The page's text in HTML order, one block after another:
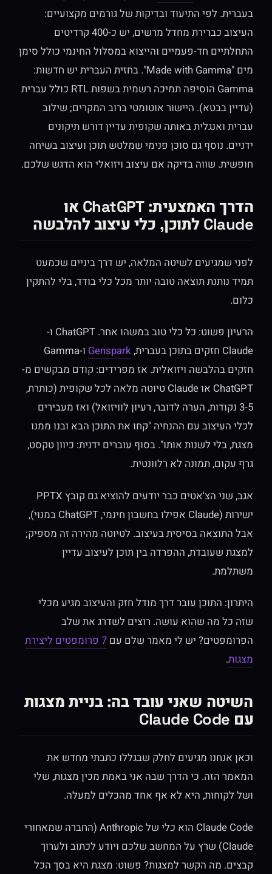
בעברית. לפי התיעוד ובדיקות של גורמים מקצועיים:
העיצוב כברירת מחדל מרשים, יש כ-400 קרדיטים
התחלתיים חד-פעמיים והייצוא במסלול החינמי כולל סימן
מים "Made with Gamma". בחזית העברית יש חדשות:
Gamma הוסיפה תמיכה רשמית בשפות RTL כולל עברית
(עדיין בבטא). היישור אוטומטי ברוב המקרים; שילוב
עברית ואנגלית באותה שקופית עדיין דורש תיקונים
ידניים. נוסף גם סוכן פנימי שמלטש תוכן ועיצוב בשיחה
חופשית. שווה בדיקה אם עיצוב ויזואלי הוא הדגש שלכם.
הדרך האמצעית: ChatGPT או
Claude לתוכן, כלי עיצוב להלבשה
לפני שמגיעים לשיטה המלאה, יש דרך ביניים שכמעט
תמיד נותנת תוצאה טובה יותר מכל כלי בודד, בלי להתקין
כלום.
הרעיון פשוט: כל כלי טוב במשהו אחר. ChatGPT ו-
Claude חזקים בתוכן בעברית,
Genspark ו-Gamma
חזקים בהלבשה ויזואלית. אז מפרידים: קודם מבקשים מ-
ChatGPT או Claude טיוטה מלאה לכל שקופית (כותרת,
3-5 נקודות, הערה לדובר, רעיון לוויזואל) ואז מעבירים
לכלי העיצוב עם ההנחיה "קחו את התוכן הבא ובנו ממנו
מצגת, בלי לשנות אותו". בסוף עוברים ידנית: כיוון טקסט,
גרף עקום, תמונה לא רלוונטית.
אגב, שני הצ'אטים כבר יודעים להוציא גם קובץ PPTX
ישירות (Claude אפילו בחשבון חינמי, ChatGPT במנוי),
אבל התוצאה בסיסית בעיצוב. לטיוטה מהירה זה מספיק;
למצגת שעובדת, ההפרדה בין תוכן לעיצוב עדיין
משתלמת.
היתרון: התוכן עובר דרך מודל חזק והעיצוב מגיע מכלי
שזה כל מה שהוא עושה. רוצים לשדרג את שלב
הפרומפטים? יש לי מאמר שלם עם 7 פרומפטים ליצירת
מצגות.
השיטה שאני עובד בה: בניית מצגות
עם Claude Code
וכאן אנחנו מגיעים לחלק שבגללו כתבתי מחדש את
המאמר הזה. כי הדרך שבה אני באמת מכין מצגות, שלי
ושל לקוחות, היא לא אף אחד מהכלים למעלה.
Claude Code הוא כלי של Anthropic (החברה שמאחורי
Claude) שרץ על המחשב שלכם ויודע לכתוב ולערוך
קבצים. מה הקשר למצגות? פשוט: מצגת היא בסך הכל